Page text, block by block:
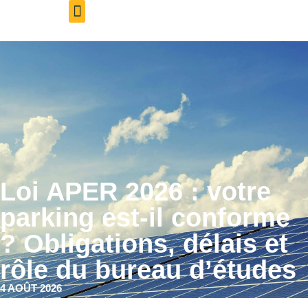
Loi APER 2026 : votre
parking est-il conforme
? Obligations, délais et
rôle du bureau d’études
4 AOÛT 2026